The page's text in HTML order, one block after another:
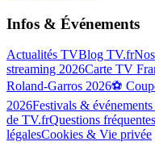
Infos & Événements
Actualités TVBlog TV.fr
streaming 2026Carte TV
Roland-Garros 2026⚽
2026Festivals &
de TV.frQuestions fréquentes
légalesCookies & Vie privée